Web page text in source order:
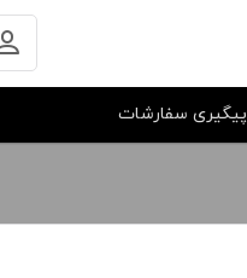
پیگیری سفارشات